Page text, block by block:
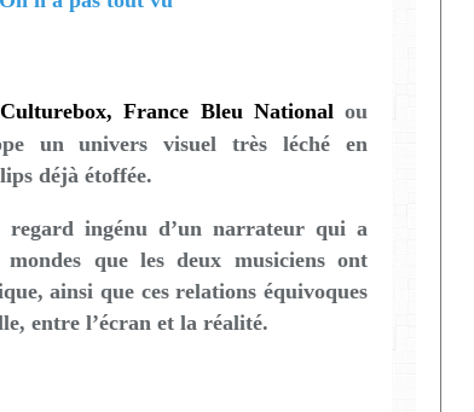
Culturebox, France Bleu Nationalou
un univers visuel très léché en
déjà étoffée.
regard ingénu d’un narrateur qui a
que les deux musiciens ont
ainsi que ces relations équivoques
entre l’écran et la réalité.